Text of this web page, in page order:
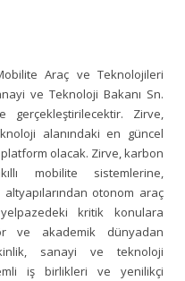
Araç ve Teknolojileri
ve Teknoloji Bakanı Sn.
gerçekleştirilecektir. Zirve,
alanındaki en güncel
platform olacak. Zirve, karbon
mobilite sistemlerine,
otonom araç
kritik konulara
ve akademik dünyadan
sanayi ve teknoloji
iş birlikleri ve yenilikçi